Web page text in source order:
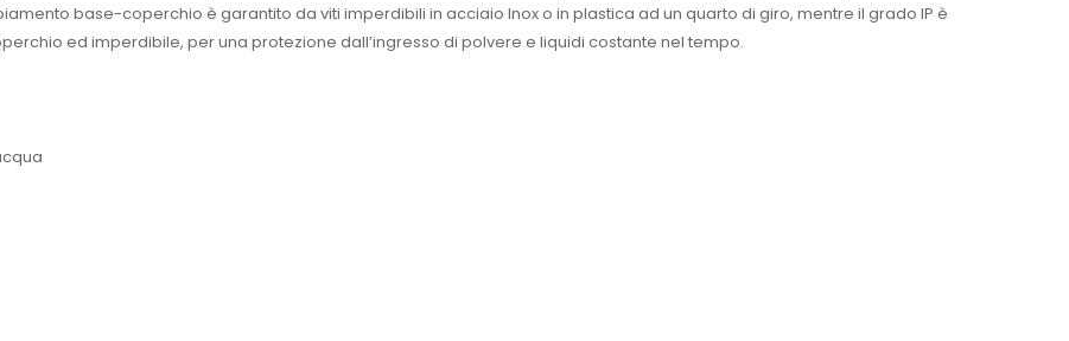
base-coperchio è garantito da viti imperdibili in acciaio Inox o in plastica ad un quarto di giro, mentre il grado IP è
ed imperdibile, per una protezione dall’ingresso di polvere e liquidi costante nel tempo.